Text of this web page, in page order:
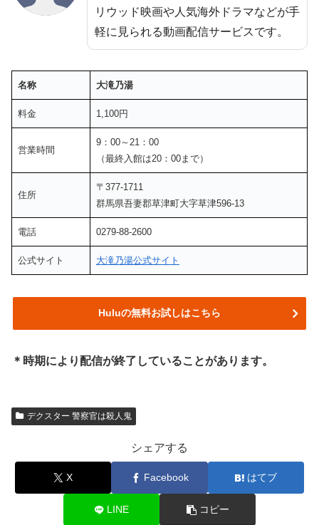
リウッド映画や人気海外ドラマなどが手
軽に見られる動画配信サービスです。
名称 大滝乃湯
料金 1,100円
営業時間
9：00～21：00
（最終入館は20：00まで）
住所
〒377-1711
群馬県吾妻郡草津町大字草津596-13
電話 0279-88-2600
公式サイト 大滝乃湯公式サイト
Huluの無料お試しはこちら
＊時期により配信が終了していることがあります。
デクスター 警察官は殺人鬼
シェアする
X Facebook はてブ
LINE コピー